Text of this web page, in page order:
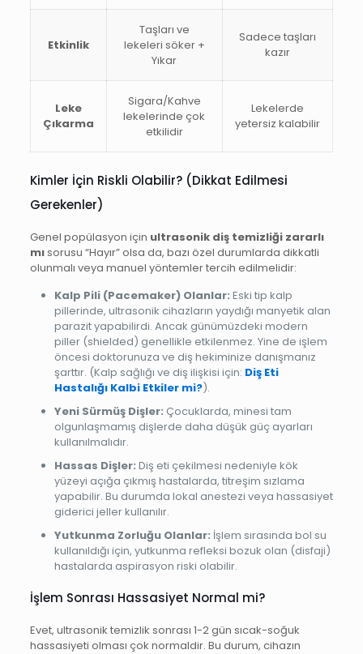
Etkinlik
Taşları ve
lekeleri söker +
Yıkar
Sadece taşları
kazır
Leke
Çıkarma
Sigara/Kahve
lekelerinde çok
etkilidir
Lekelerde
yetersiz kalabilir
Kimler İçin Riskli Olabilir? (Dikkat Edilmesi
Gerekenler)
Genel popülasyon için ultrasonik diş temizliği zararlı
mısorusu “Hayır” olsa da, bazı özel durumlarda dikkatli
olunmalı veya manuel yöntemler tercih edilmelidir:
Kalp Pili (Pacemaker) Olanlar: Eski tip kalp
pillerinde, ultrasonik cihazların yaydığı manyetik alan
parazit yapabilirdi. Ancak günümüzdeki modern
piller (shielded) genellikle etkilenmez. Yine de işlem
öncesi doktorunuza ve diş hekiminize danışmanız
şarttır. (Kalp sağlığı ve diş ilişkisi için: Diş Eti
Hastalığı Kalbi Etkiler mi?).
Yeni Sürmüş Dişler: Çocuklarda, minesi tam
olgunlaşmamış dişlerde daha düşük güç ayarları
kullanılmalıdır.
Hassas Dişler: Diş eti çekilmesi nedeniyle kök
yüzeyi açığa çıkmış hastalarda, titreşim sızlama
yapabilir. Bu durumda lokal anestezi veya hassasiyet
giderici jeller kullanılır.
Yutkunma Zorluğu Olanlar: İşlem sırasında bol su
kullanıldığı için, yutkunma refleksi bozuk olan (disfaji)
hastalarda aspirasyon riski olabilir.
İşlem Sonrası Hassasiyet Normal mi?
Evet, ultrasonik temizlik sonrası 1-2 gün sıcak-soğuk
hassasiyeti olması çok normaldir. Bu durum, cihazın